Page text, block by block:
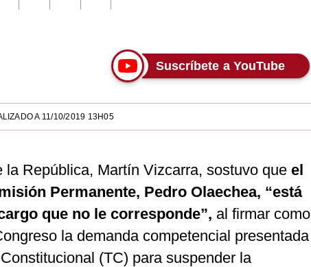
Suscríbete a YouTube
A 11/10/2019 13H05
la República, Martín Vizcarra, sostuvo que el
Permanente, Pedro Olaechea, “está
que no le corresponde”, al firmar como
la demanda competencial presentada
(TC) para suspender la